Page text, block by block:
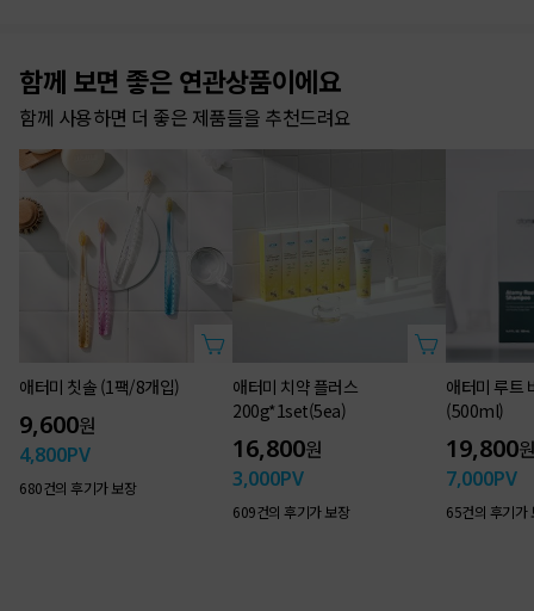
200g × 5ea(1set)
치아 건강에 좋은 천연 유래성분에
그린 프로폴리스의 건강함을 더하다
1억개 판매의 명성과 믿음으로
더 건강해지고 더 새로워졌습니다.
함께 보면 좋은 연관상품이에요
함께 사용하면 더 좋은 제품들을 추천드려요
애터미 칫솔 (1팩/8개입)
9,600원
4,800PV
680건의 후기가 보장
애터미 치약 플러스
200g*1set(5ea)
16,800원
3,000PV
609건의 후기가 보장
애터미 루트
(500ml)
19,800
7,000PV
65건의 후기가